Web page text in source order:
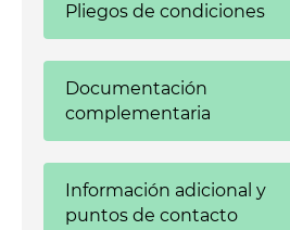
Pliegos de condiciones
Documentación
complementaria
Información adicional y
puntos de contacto